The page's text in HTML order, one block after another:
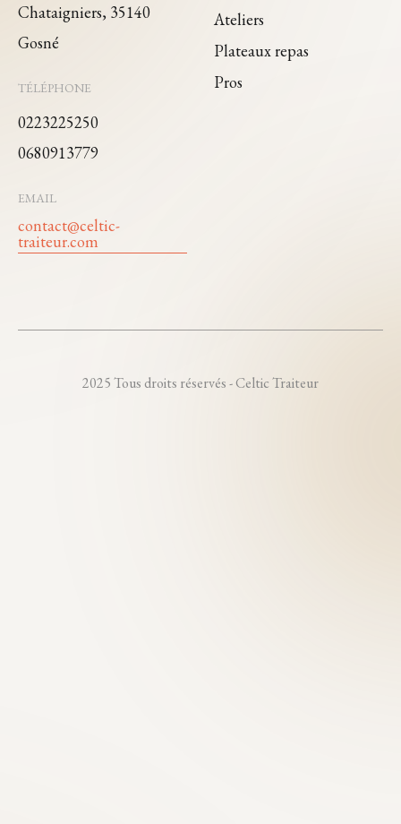
Chataigniers, 35140
Gosné
TÉLÉPHONE
0223225250
0680913779
EMAIL
contact@celtic-
traiteur.com
Ateliers
Plateaux repas
Pros
2025 Tous droits réservés - Celtic Traiteur